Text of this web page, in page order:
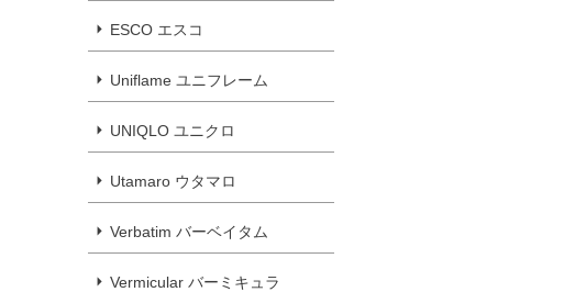
ESCO エスコ
Uniflame ユニフレーム
UNIQLO ユニクロ
Utamaro ウタマロ
Verbatim バーベイタム
Vermicular バーミキュラ